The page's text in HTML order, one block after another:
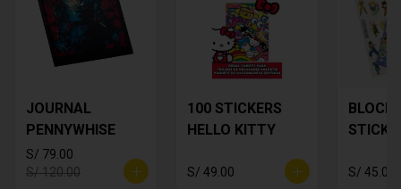
JOURNAL
PENNYWHISE
S/ 79.00
S/ 120.00
100 STICKERS
HELLO KITTY
S/ 49.00
BLOCK
S/ 45.00